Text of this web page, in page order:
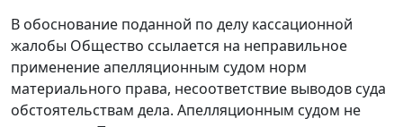
В обоснование поданной по делу кассационной
жалобы Общество ссылается на неправильное
применение апелляционным судом норм
материального права, несоответствие выводов суда
обстоятельствам дела. Апелляционным судом не